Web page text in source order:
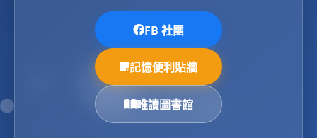
FB 社團
記憶便利貼牆
唯讀圖書館